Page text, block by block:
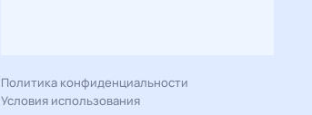
Политика конфиденциальности
Условия использования